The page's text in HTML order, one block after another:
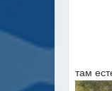
там